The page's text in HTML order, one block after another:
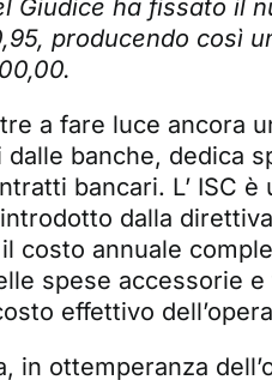
Giudice ha fissato il
producendo così
a fare luce ancora
banche, dedica
bancari. L’ ISC
dalla
costo annuale
spese accessorie
effettivo
in ottemperanza